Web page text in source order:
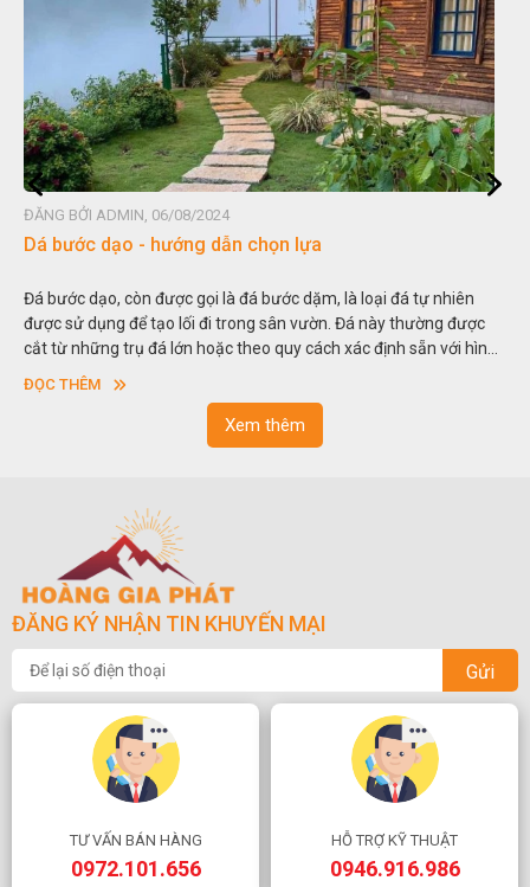
lựa
dặm, là loại đá tự nhiên
Đá này thường được
cách xác định sẵn với hình
khác nhau.
Đá non bộ - cách lựa chọn non
Hòn non bộ được biết đến là một nghệ
thu nhỏ, đưa mô hình những ngọn núi
trong các vườn cảnh. Hay nói một cách
ngoạn và phong thủy trong cuộc sống.
Xem thêm
ĐĂNG KÝ NHẬN TIN KHUYẾN MẠI
Gửi
TƯ VẤN BÁN HÀNG
0972.101.656
HỖ TRỢ KỸ THUẬT
0946.916.986